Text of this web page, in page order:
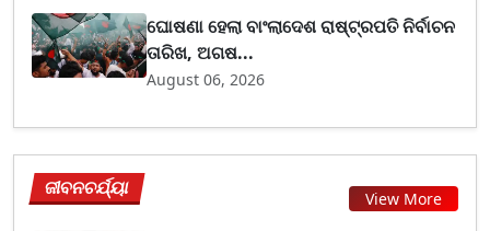
ଘୋଷଣା ହେଲା ବାଂଲାଦେଶ ରାଷ୍ଟ୍ରପତି ନିର୍ବାଚନ
ତାରିଖ, ଅଗଷ...
August 06, 2026
ଜୀବନଚର୍ଯ୍ୟା View More